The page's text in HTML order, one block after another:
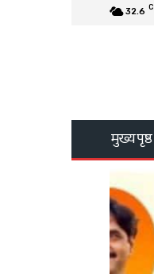
32.6 C
मुख्यपृष्ठ